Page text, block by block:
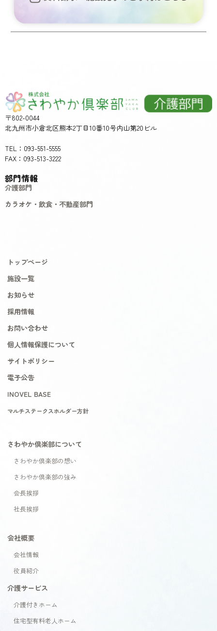
〒802-0044
北九州市小倉北区熊本2丁目10番10号内山第20ビル
TEL：093-551-5555
FAX：093-513-3222
部門情報
介護部門
カラオケ・飲食・不動産部門
トップページ
施設一覧
お知らせ
採用情報
お問い合わせ
個人情報保護について
サイトポリシー
電子公告
INOVEL BASE
マルチステークスホルダー方針
さわやか倶楽部について
さわやか倶楽部の想い
さわやか倶楽部の強み
会長挨拶
社長挨拶
会社概要
会社情報
役員紹介
介護サービス
介護付きホーム
住宅型有料老人ホーム